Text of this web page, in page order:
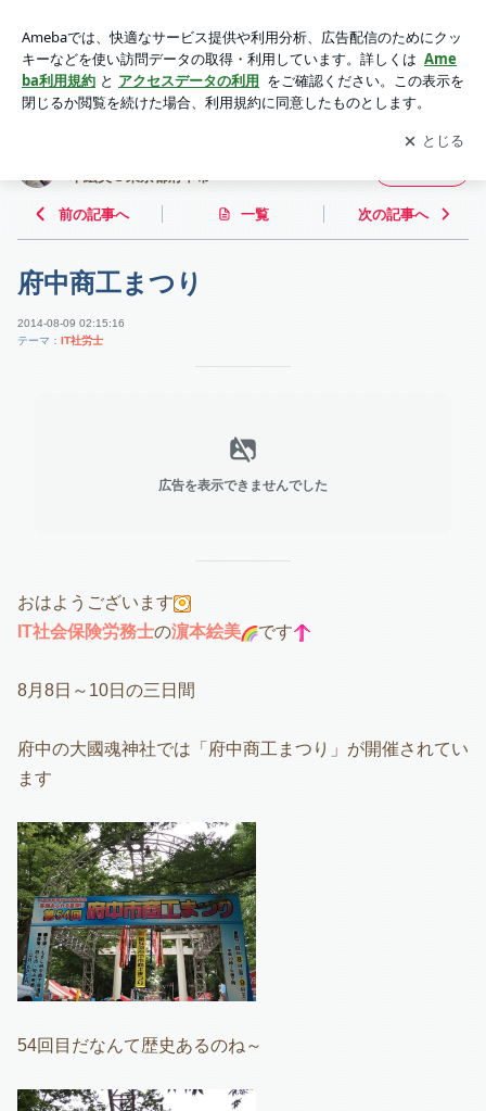
本絵美＠東京都府中市~
アプリをダウンロードして ブログの更新通知
を受け取りまし
ょう。
開く
本絵美＠東京都府中市~
前の記事へ 一覧 次の記事へ
府中商工まつり
2014-08-09 02:15:16
テーマ： IT社労士
広告を表示できませんでした
おはようございます
IT社会保険労務士の濵本絵美 です
8月8日～10日の三日間
府中の大國魂神社では「府中商工まつり」が開催されてい
ます
54回目だなんて歴史あるのね～